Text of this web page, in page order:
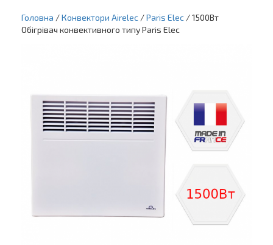
Головна /Конвектори Airelec /Paris Elec / 1500Вт
Обігрівач конвективного типу Paris Elec